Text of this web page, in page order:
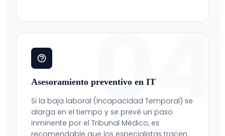
04
Asesoramiento preventivo en IT
Si la baja laboral (Incapacidad Temporal) se
alarga en el tiempo y se prevé un paso
inminente por el Tribunal Médico, es
recomendable que los especialistas tracen